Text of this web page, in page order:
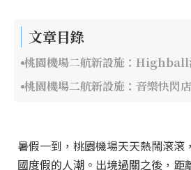
文章目錄
桃園機場二航新設施：Highball
桃園機場二航新設施：音樂快閃
暑假一到，桃園機場天天熱鬧滾滾
國度假的人潮。出境過關之後，距